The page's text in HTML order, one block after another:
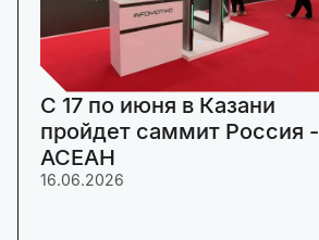
C 17 по июня в Казани
пройдет саммит Россия -
АСЕАН
16.06.2026